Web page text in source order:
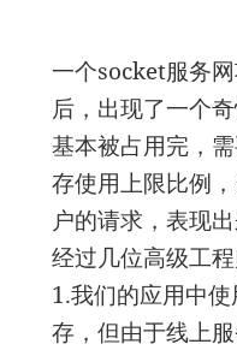
一个socket服务
后，出现了一个
基本被占用完，
存使用上限比例
户的请求，表现
经过几位高级工
1.我们的应用中
存，但由于线上